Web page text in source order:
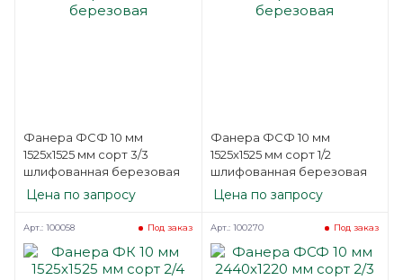
Фанера ФСФ 10 мм
1525х1525 мм сорт 3/3
шлифованная березовая
Цена по запросу
Фанера ФСФ 10 мм
1525х1525 мм сорт 1/2
шлифованная березовая
Цена по запросу
Под заказ
Арт.: 100058 Под заказ
Арт.: 100270